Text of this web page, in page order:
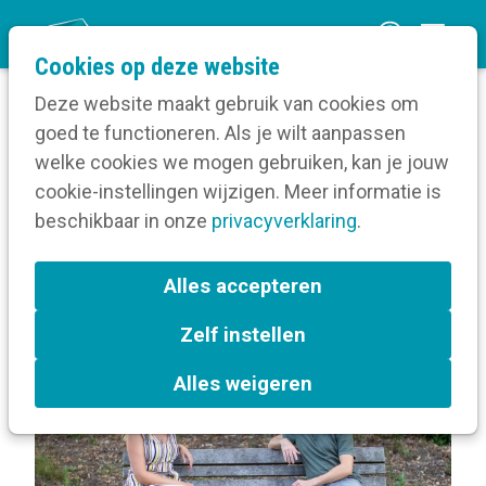
Cookies op deze website
Deze website maakt gebruik van cookies om
goed te functioneren. Als je wilt aanpassen
welke cookies we mogen gebruiken, kan je jouw
cookie-instellingen wijzigen. Meer informatie is
beschikbaar in onze privacyverklaring.
Alles accepteren
Zelf instellen
Alles weigeren
n
m
Home
Berichten over Sociale media
Berichten over Sociale
media
a
l